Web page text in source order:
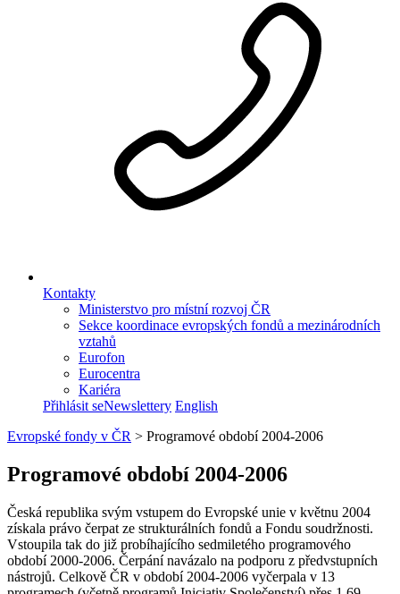
Kontakty
Ministerstvo pro místní rozvoj ČR
Sekce koordinace evropských fondů a mezinárodních
vztahů
Eurofon
Eurocentra
Kariéra
Přihlásit seNewslettery English
Evropské fondy v ČR > Programové období 2004-2006
Programové období 2004-2006
Česká republika svým vstupem do Evropské unie v květnu 2004
získala právo čerpat ze strukturálních fondů a Fondu soudržnosti.
Vstoupila tak do již probíhajícího sedmiletého programového
období 2000-2006. Čerpání navázalo na podporu z předvstupních
nástrojů. Celkově ČR v období 2004-2006 vyčerpala v 13